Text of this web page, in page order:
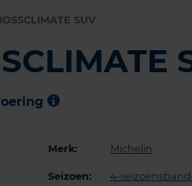
SUV
Merk: Michelin
Seizoen: 4-